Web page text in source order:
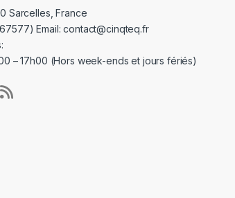
Sarcelles, France
Email: contact@cinqteq.fr
– 17h00 (Hors week-ends et jours fériés)